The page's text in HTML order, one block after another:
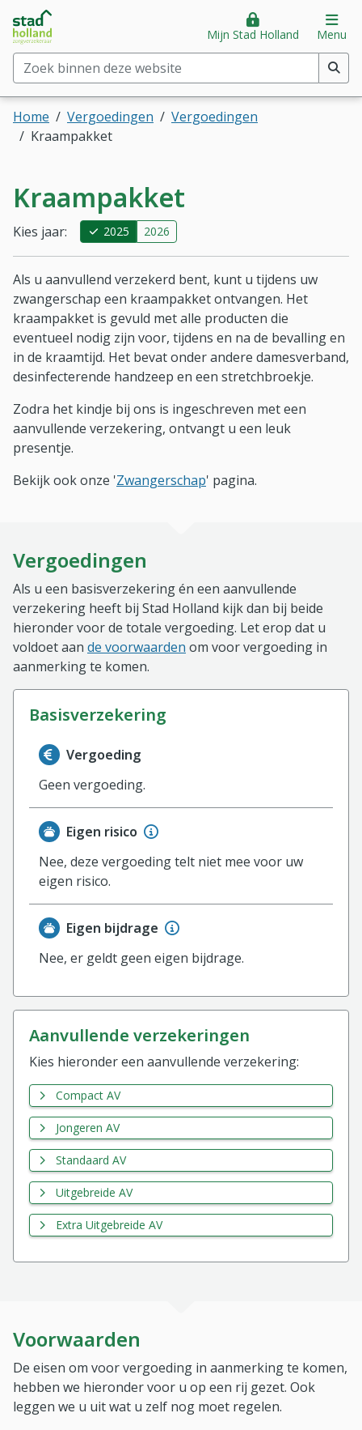
Direct naar hoofdinhoud
Direct naar hoofdmenu
Stad Holland Zorgverzekeraar
Zoek binnen deze website(min. 2 tekens)
Mijn Stad Holland Menu
Home Vergoedingen
Vergoedingen
Kraampakket
Kraampakket
Kies jaar: 2025 2026
Als u aanvullend verzekerd bent, kunt u tijdens uw
zwangerschap een kraampakket ontvangen. Het
kraampakket is gevuld met alle producten die
eventueel nodig zijn voor, tijdens en na de bevalling en
in de kraamtijd. Het bevat onder andere damesverband,
desinfecterende handzeep en een stretchbroekje.
Zodra het kindje bij ons is ingeschreven met een
aanvullende verzekering, ontvangt u een leuk
presentje.
Bekijk ook onze 'Zwangerschap' pagina.
Vergoedingen
Als u een basisverzekering én een aanvullende
verzekering heeft bij Stad Holland kijk dan bij beide
hieronder voor de totale vergoeding. Let erop dat u
voldoet aan de voorwaarden om voor vergoeding in
aanmerking te komen.
basisverzekering
Informatie over de vergoeding van de
Vergoeding
Geen vergoeding.
Eigen risico
Nee, deze vergoeding telt niet mee voor uw
eigen risico.
Eigen bijdrage
Nee, er geldt geen eigen bijdrage.
aanvullende verzekeringen
Kies hieronder een aanvullende verzekering:
Compact AV
Jongeren AV
Standaard AV
Uitgebreide AV
Extra Uitgebreide AV
Voorwaarden
De eisen om voor vergoeding in aanmerking te komen,
hebben we hieronder voor u op een rij gezet. Ook
leggen we u uit wat u zelf nog moet regelen.